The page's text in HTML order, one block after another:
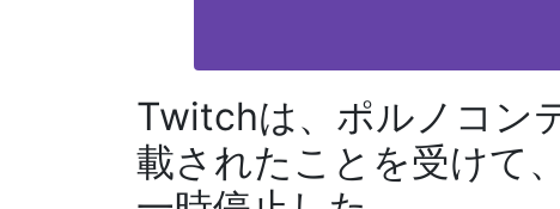
Twitchは、ポルノコン
載されたことを受けて